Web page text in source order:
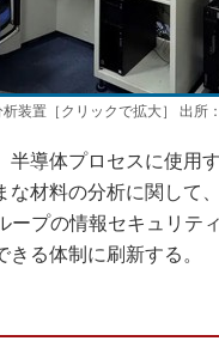
装置［クリックで拡大］ 出所
導体プロセスに使用
な材料の分析に関して
プの情報セキュリテ
る体制に刷新する。